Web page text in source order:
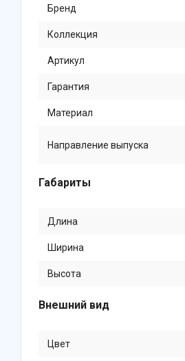
Бренд
Коллекция
Артикул
Гарантия
Материал
Направление выпуска
Габариты
Длина
Ширина
Высота
Внешний вид
Цвет